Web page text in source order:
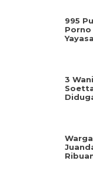
995
3